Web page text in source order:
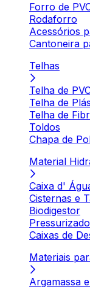
Forro de
Rodaforro
Acessórios
Cantoneira
Telhas
Telha de
Telha de
Telha de
Toldos
Chapa de
Material
Caixa d'
Cisternas e
Biodigestor
Caixas de
Materiais
Argamassa